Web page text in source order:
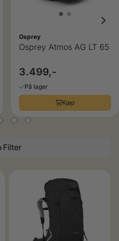
Osprey
Osprey Atmos AG LT 65
3.499,-
På lager
Kjøp
Filter